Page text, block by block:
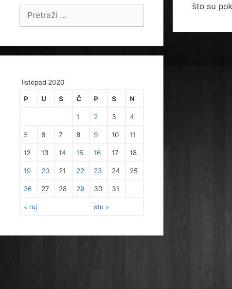
što su
listopad 2020
P U S Č P S N
« ruj stu »
1 2 3 4
5 6 7 8 9 10 11
12 13 14 15 16 17 18
19 20 21 22 23 24 25
26 27 28 29 30 31